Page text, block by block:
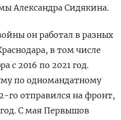
Александра Сидякина.
он работал в разных
в том числе
с 2016 по 2021 год.
по одномандатному
го отправился на фронт,
С мая Первышов